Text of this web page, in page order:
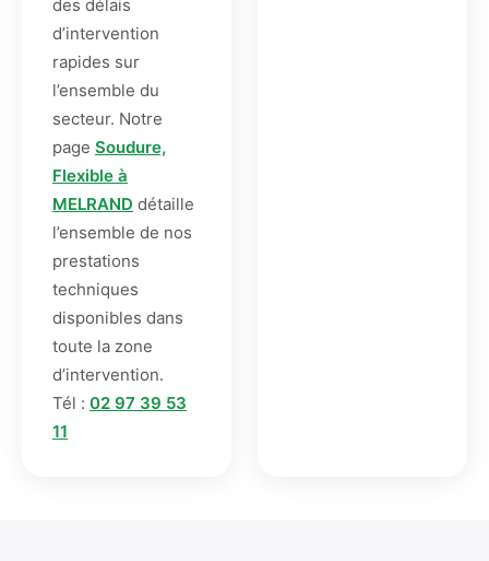
des délais
d’intervention
rapides sur
l’ensemble du
secteur. Notre
page Soudure,
Flexible à
MELRAND détaille
l’ensemble de nos
prestations
techniques
disponibles dans
toute la zone
d’intervention.
Tél : 02 97 39 53
11